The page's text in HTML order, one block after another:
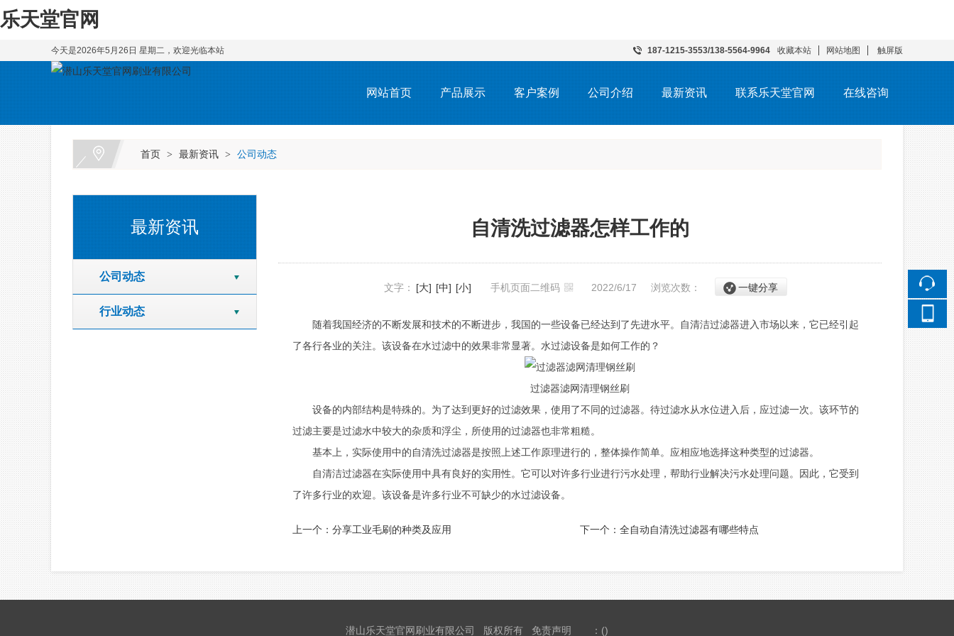
乐天堂官网
今天是2026年5月26日 星期二，欢迎光临本站 187-1215-3553/138-5564-9964 收藏本站 网站地图 触屏版
网站首页 产品展示 客户案例 公司介绍 最新资讯 联系乐天堂官网 在线咨询
首页 > 最新资讯 > 公司动态
最新资讯
公司动态
行业动态
自清洗过滤器怎样工作的
文字： [大] [中] [小] 手机页面二维码 2022/6/17 浏览次数： 一键分享
随着我国经济的不断发展和技术的不断进步，我国的一些设备已经达到了先进水平。自清洁过滤器进入市场以来，它已经引起
了各行各业的关注。该设备在水过滤中的效果非常显著。水过滤设备是如何工作的？
过滤器滤网清理钢丝刷
设备的内部结构是特殊的。为了达到更好的过滤效果，使用了不同的过滤器。待过滤水从水位进入后，应过滤一次。该环节的
过滤主要是过滤水中较大的杂质和浮尘，所使用的过滤器也非常粗糙。
基本上，实际使用中的自清洗过滤器是按照上述工作原理进行的，整体操作简单。应相应地选择这种类型的过滤器。
自清洁过滤器在实际使用中具有良好的实用性。它可以对许多行业进行污水处理，帮助行业解决污水处理问题。因此，它受到
了许多行业的欢迎。该设备是许多行业不可缺少的水过滤设备。
上一个： 分享工业毛刷的种类及应用 下一个： 全自动自清洗过滤器有哪些特点
潜山乐天堂官网刷业有限公司 版权所有 免责声明 ：()